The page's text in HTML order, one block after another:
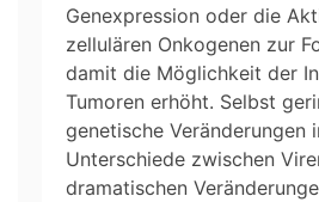
Genexpression oder die
zellulären Onkogenen zur
damit die Möglichkeit der
Tumoren erhöht. Selbst
genetische Veränderungen
Unterschiede zwischen
dramatischen